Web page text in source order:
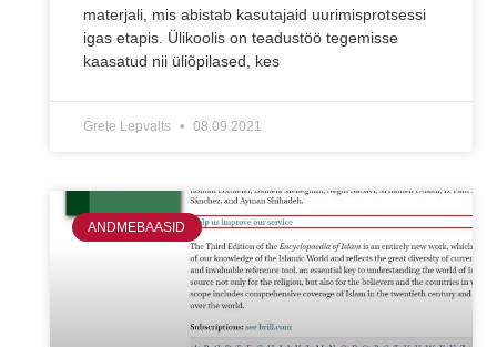
materjali, mis abistab kasutajaid uurimisprotsessi
igas etapis. Ülikoolis on teadustöö tegemisse
kaasatud nii üliõpilased, kes
Grete Lepvalts 08.09.2021
ANDMEBAASID